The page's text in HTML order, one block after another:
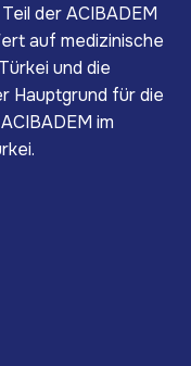
der ACIBADEM
auf medizinische
und die
Hauptgrund für die
im